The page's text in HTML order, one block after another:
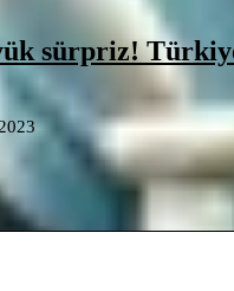
sürpriz!